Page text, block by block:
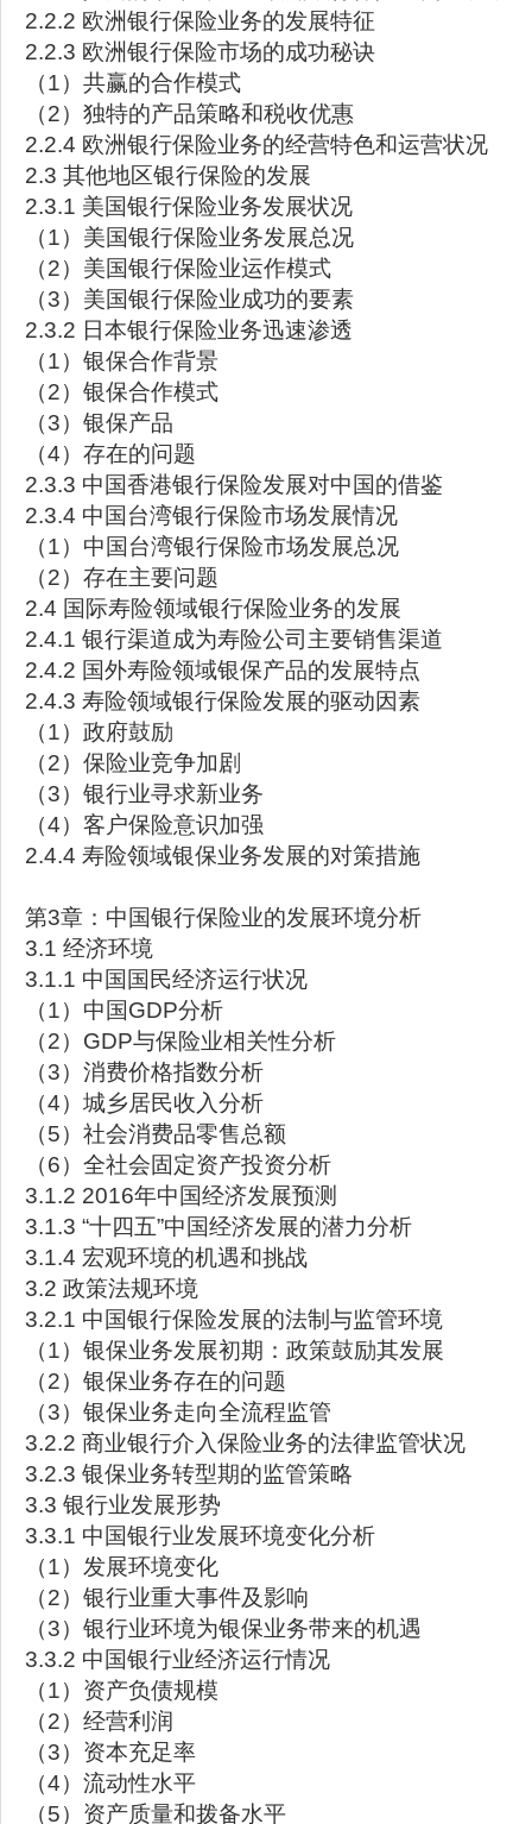
2.2.2 欧洲银行保险业务的发展特征
2.2.3 欧洲银行保险市场的成功秘诀
（1）共赢的合作模式
（2）独特的产品策略和税收优惠
2.2.4 欧洲银行保险业务的经营特色和运营状况
2.3 其他地区银行保险的发展
2.3.1 美国银行保险业务发展状况
（1）美国银行保险业务发展总况
（2）美国银行保险业运作模式
（3）美国银行保险业成功的要素
2.3.2 日本银行保险业务迅速渗透
（1）银保合作背景
（2）银保合作模式
（3）银保产品
（4）存在的问题
2.3.3 中国香港银行保险发展对中国的借鉴
2.3.4 中国台湾银行保险市场发展情况
（1）中国台湾银行保险市场发展总况
（2）存在主要问题
2.4 国际寿险领域银行保险业务的发展
2.4.1 银行渠道成为寿险公司主要销售渠道
2.4.2 国外寿险领域银保产品的发展特点
2.4.3 寿险领域银行保险发展的驱动因素
（1）政府鼓励
（2）保险业竞争加剧
（3）银行业寻求新业务
（4）客户保险意识加强
2.4.4 寿险领域银保业务发展的对策措施
第3章：中国银行保险业的发展环境分析
3.1 经济环境
3.1.1 中国国民经济运行状况
（1）中国GDP分析
（2）GDP与保险业相关性分析
（3）消费价格指数分析
（4）城乡居民收入分析
（5）社会消费品零售总额
（6）全社会固定资产投资分析
3.1.2 2016年中国经济发展预测
3.1.3 “十四五”中国经济发展的潜力分析
3.1.4 宏观环境的机遇和挑战
3.2 政策法规环境
3.2.1 中国银行保险发展的法制与监管环境
（1）银保业务发展初期：政策鼓励其发展
（2）银保业务存在的问题
（3）银保业务走向全流程监管
3.2.2 商业银行介入保险业务的法律监管状况
3.2.3 银保业务转型期的监管策略
3.3 银行业发展形势
3.3.1 中国银行业发展环境变化分析
（1）发展环境变化
（2）银行业重大事件及影响
（3）银行业环境为银保业务带来的机遇
3.3.2 中国银行业经济运行情况
（1）资产负债规模
（2）经营利润
（3）资本充足率
（4）流动性水平
（5）资产质量和拨备水平